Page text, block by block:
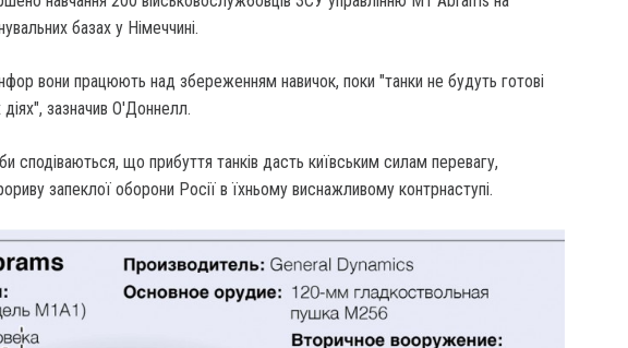
базах у Німеччині.
вони працюють над збереженням навичок, поки "танки не будуть готові
зазначив О'Доннелл.
сподіваються, що прибуття танків дасть київським силам перевагу,
запеклої оборони Росії в їхньому виснажливому контрнаступі.